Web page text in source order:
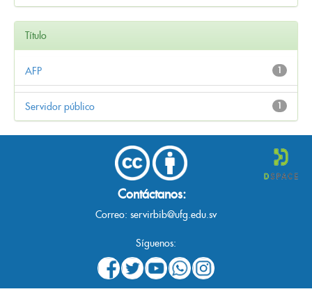
Título
1
AFP
1
Servidor público
Contáctanos:
Correo: servirbib@ufg.edu.sv
Síguenos: